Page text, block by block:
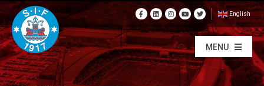
English
MENU